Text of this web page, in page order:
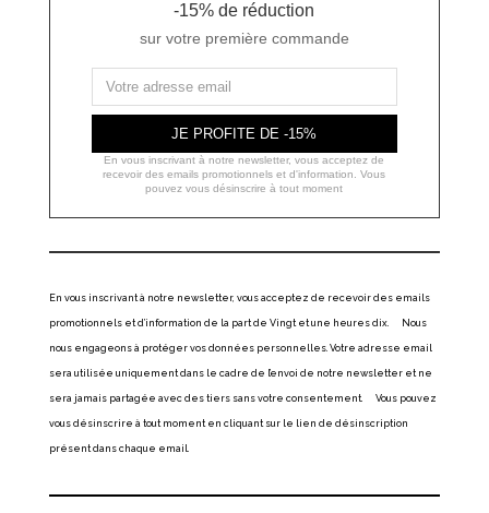
-15% de réduction
sur votre première commande
JE PROFITE DE -15%
En vous inscrivant à notre newsletter, vous acceptez de
recevoir des emails promotionnels et d'information. Vous
pouvez vous désinscrire à tout moment
En vous inscrivant à notre newsletter, vous acceptez de recevoir des emails
promotionnels et d’information de la part de Vingt et une heures dix. Nous
nous engageons à protéger vos données personnelles. Votre adresse email
sera utilisée uniquement dans le cadre de l’envoi de notre newsletter et ne
sera jamais partagée avec des tiers sans votre consentement. Vous pouvez
vous désinscrire à tout moment en cliquant sur le lien de désinscription
présent dans chaque email.